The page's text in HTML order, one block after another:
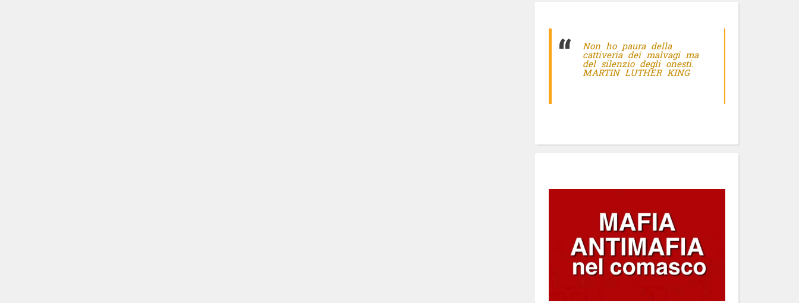
Non ho paura della
cattiveria dei malvagi ma
del silenzio degli onesti.
MARTIN LUTHER KING